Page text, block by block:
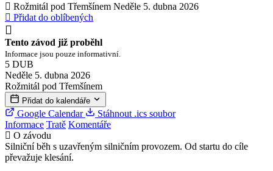
Rožmitál pod Třemšínem Neděle 5. dubna 2026
Přidat do oblíbených
Tento závod již proběhl
Informace jsou pouze informativní.
5 DUB
Neděle 5. dubna 2026
Rožmitál pod Třemšínem
Přidat do kalendáře
Google Calendar
Stáhnout .ics soubor
Informace Tratě Komentáře
O závodu
Silniční běh s uzavřeným silničním provozem. Od startu do cíle
převažuje klesání.